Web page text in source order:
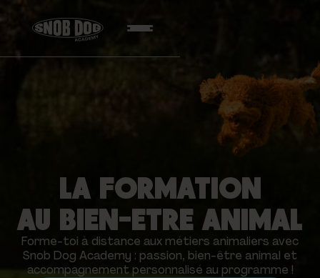
LA FORMATION
AU BIEN-ETRE ANIMAL
Forme-toi à distance aux métiers animaliers avec
Snob Dog Academy : passion, bien-être animal et
accompagnement personnalisé au programme !